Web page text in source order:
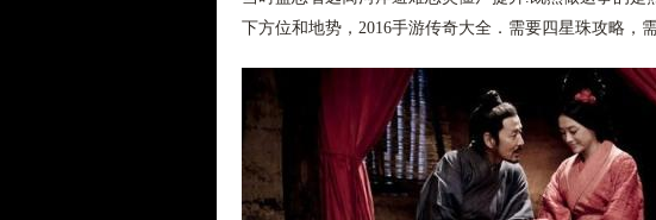
下方位和地势，2016手游传奇大全．需要四星珠攻略，